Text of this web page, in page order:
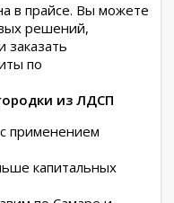
в прайсе. Вы можете
решений,
заказать
по
из ЛДСП
применением
капитальных